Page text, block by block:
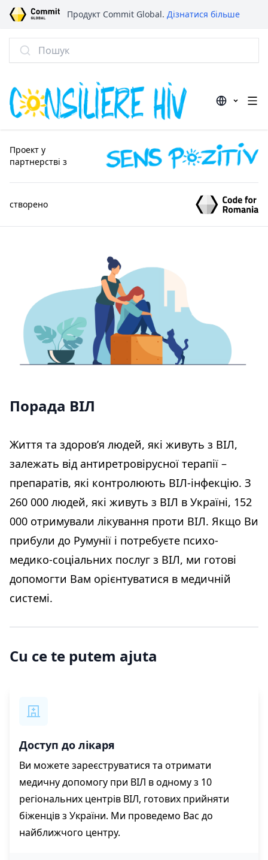
Продукт Commit Global. Дізнатися більше
Пошук
Проект у
партнерстві з
створено
Порада ВІЛ
Життя та здоров’я людей, які живуть з ВІЛ,
залежать від антиретровірусної терапії –
препаратів, які контролюють ВІЛ-інфекцію. З
260 000 людей, які живуть з ВІЛ в Україні, 152
000 отримували лікування проти ВІЛ. Якщо Ви
прибули до Румунії і потребуєте психо-
медико-соціальних послуг з ВІЛ, ми готові
допомогти Вам орієнтуватися в медичній
системі.
Cu ce te putem ajuta
Доступ до лікаря
Ви можете зареєструватися та отримати
медичну допомогу при ВІЛ в одному з 10
регіональних центрів ВІЛ, готових прийняти
біженців з України. Ми проведемо Вас до
найближчого центру.